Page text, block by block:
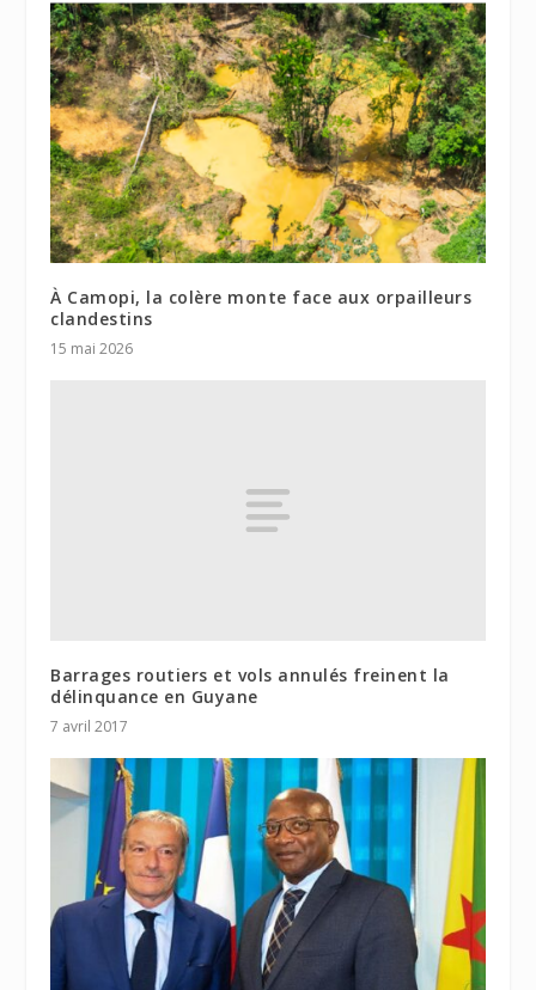
À Camopi, la colère monte face aux orpailleurs
clandestins
15 mai 2026
Barrages routiers et vols annulés freinent la
délinquance en Guyane
7 avril 2017